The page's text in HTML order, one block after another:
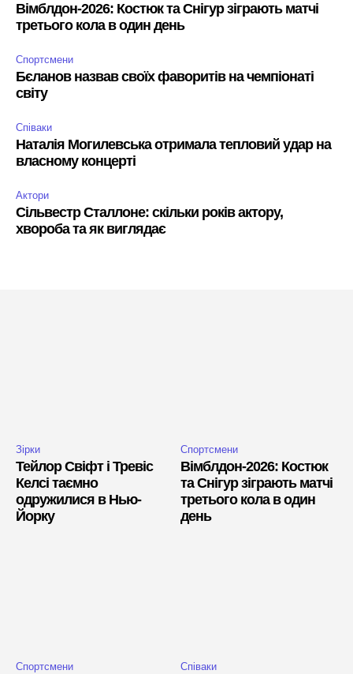
Вімблдон-2026: Костюк та Снігур зіграють матчі
третього кола в один день
Спортсмени
Бєланов назвав своїх фаворитів на чемпіонаті
світу
Співаки
Наталія Могилевська отримала тепловий удар на
власному концерті
Актори
Сільвестр Сталлоне: скільки років актору,
хвороба та як виглядає
Зірки
Тейлор Свіфт і Тревіс
Келсі таємно
одружилися в Нью-
Йорку
Спортсмени
Вімблдон-2026: Костюк
та Снігур зіграють матчі
третього кола в один
день
Спортсмени Співаки